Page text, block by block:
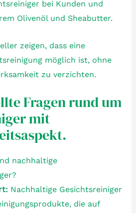
bei Kunden und
Olivenöl und Sheabutter.
zeigen, dass eine
möglich ist, ohne
zu verzichten.
Fragen rund um
mit
nachhaltige
Nachhaltige Gesichtsreiniger
die auf